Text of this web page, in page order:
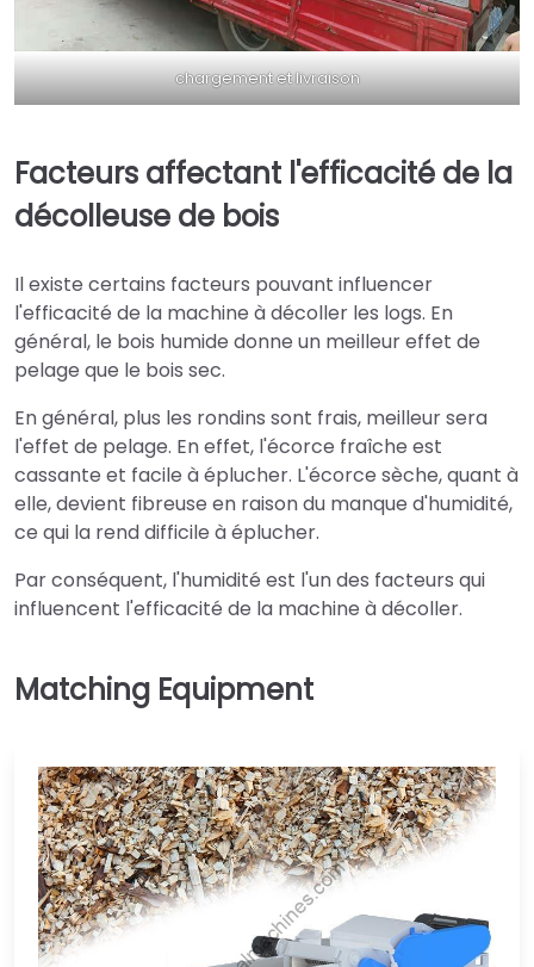
chargement et livraison
Facteurs affectant l'efficacité de la
décolleuse de bois
Il existe certains facteurs pouvant influencer
l'efficacité de la machine à décoller les logs. En
général, le bois humide donne un meilleur effet de
pelage que le bois sec.
En général, plus les rondins sont frais, meilleur sera
l'effet de pelage. En effet, l'écorce fraîche est
cassante et facile à éplucher. L'écorce sèche, quant à
elle, devient fibreuse en raison du manque d'humidité,
ce qui la rend difficile à éplucher.
Par conséquent, l'humidité est l'un des facteurs qui
influencent l'efficacité de la machine à décoller.